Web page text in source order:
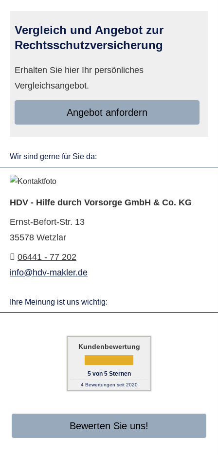
Vergleich und Angebot zur
Rechts­schutz­ver­si­che­rung
Erhalten Sie hier Ihr persönliches
Vergleichsangebot.
An­ge­bot an­for­dern
Wir sind gerne für Sie da:
HDV - Hilfe durch Vorsorge GmbH & Co. KG
Ernst-Befort-Str. 13
35578 Wetzlar
06441 - 77 202
info@hdv-makler.de
Ihre Meinung ist uns wichtig:
Kundenbewertung
5von 5Sternen
4Bewertungen seit 2020
Bewerten Sie uns!